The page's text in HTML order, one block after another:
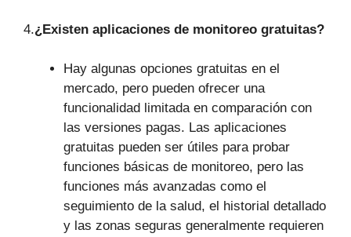
4.¿Existen aplicaciones de monitoreo gratuitas?
Hay algunas opciones gratuitas en el
mercado, pero pueden ofrecer una
funcionalidad limitada en comparación con
las versiones pagas. Las aplicaciones
gratuitas pueden ser útiles para probar
funciones básicas de monitoreo, pero las
funciones más avanzadas como el
seguimiento de la salud, el historial detallado
y las zonas seguras generalmente requieren